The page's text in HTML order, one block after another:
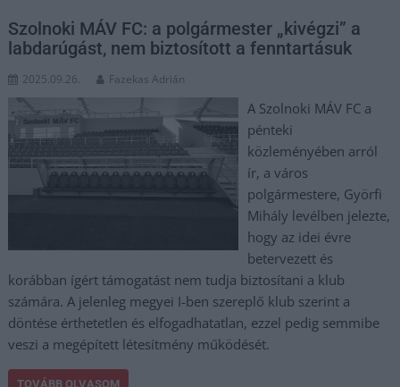
Szolnoki MÁV FC: a polgármester „kivégzi” a
labdarúgást, nem biztosított a fenntartásuk
2025.09.26. Fazekas Adrián
A Szolnoki MÁV FC a
pénteki
közleményében arról
ír, a város
polgármestere, Györfi
Mihály levélben jelezte,
hogy az idei évre
betervezett és
korábban ígért támogatást nem tudja biztosítani a klub
számára. A jelenleg megyei I-ben szereplő klub szerint a
döntése érthetetlen és elfogadhatatlan, ezzel pedig semmibe
veszi a megépített létesítmény működését.
TOVÁBB OLVASOM